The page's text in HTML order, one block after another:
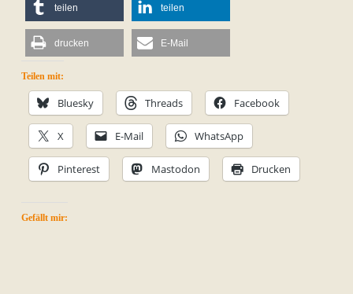
teilen teilen
drucken E-Mail
Teilen mit:
Bluesky Threads Facebook
X E-Mail WhatsApp
Pinterest Mastodon Drucken
Gefällt mir: